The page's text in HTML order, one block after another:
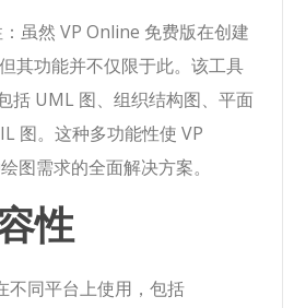
虽然 VP Online 免费版在创建
其功能并不仅限于此。该工具
括 UML 图、组织结构图、平面
图。这种多功能性使 VP
图需求的全面解决方案。
性
不同平台上使用，包括